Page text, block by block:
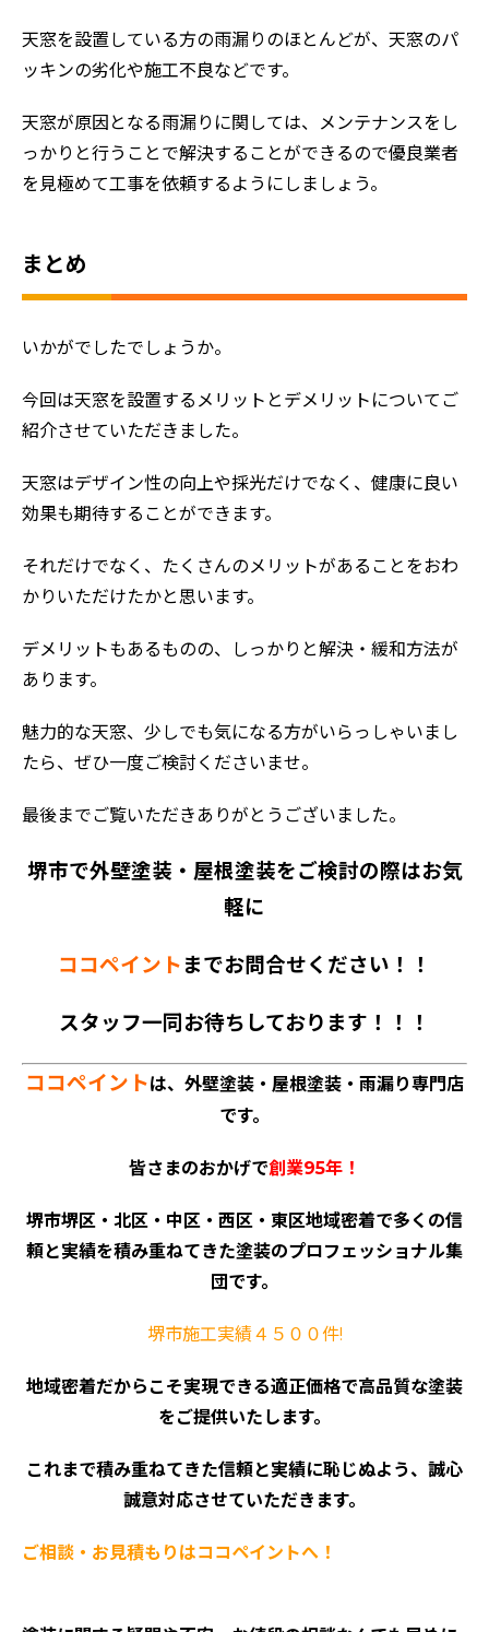
天窓を設置している方の雨漏りのほとんどが、天窓のパ
ッキンの劣化や施工不良などです。
天窓が原因となる雨漏りに関しては、メンテナンスをし
っかりと行うことで解決することができるので優良業者
を見極めて工事を依頼するようにしましょう。
まとめ
いかがでしたでしょうか。
今回は天窓を設置するメリットとデメリットについてご
紹介させていただきました。
天窓はデザイン性の向上や採光だけでなく、健康に良い
効果も期待することができます。
それだけでなく、たくさんのメリットがあることをおわ
かりいただけたかと思います。
デメリットもあるものの、しっかりと解決・緩和方法が
あります。
魅力的な天窓、少しでも気になる方がいらっしゃいまし
たら、ぜひ一度ご検討くださいませ。
最後までご覧いただきありがとうございました。
堺市で外壁塗装・屋根塗装をご検討の際はお気
軽に
ココペイント までお問合せください！！
スタッフ一同お待ちしております！！！
ココペイントは、外壁塗装・屋根塗装・雨漏り専門店
です。
皆さまのおかげで創業95年！
堺市堺区・北区・中区・西区・東区地域密着で多くの信
頼と実績を積み重ねてきた塗装のプロフェッショナル集
団です。
堺市施工実績４５００件!
地域密着だからこそ実現できる適正価格で高品質な塗装
をご提供いたします。
これまで積み重ねてきた信頼と実績に恥じぬよう、誠心
誠意対応させていただきます。
ご相談・お見積もりはココペイントへ！